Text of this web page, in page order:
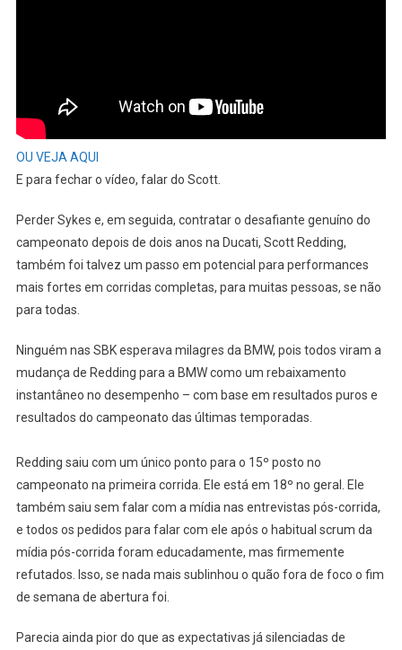
OU VEJA AQUI
E para fechar o vídeo, falar do Scott.
Perder Sykes e, em seguida, contratar o desafiante genuíno do
campeonato depois de dois anos na Ducati, Scott Redding,
também foi talvez um passo em potencial para performances
mais fortes em corridas completas, para muitas pessoas, se não
para todas.
Ninguém nas SBK esperava milagres da BMW, pois todos viram a
mudança de Redding para a BMW como um rebaixamento
instantâneo no desempenho – com base em resultados puros e
resultados do campeonato das últimas temporadas.
Redding saiu com um único ponto para o 15º posto no
campeonato na primeira corrida. Ele está em 18º no geral. Ele
também saiu sem falar com a mídia nas entrevistas pós-corrida,
e todos os pedidos para falar com ele após o habitual scrum da
mídia pós-corrida foram educadamente, mas firmemente
refutados. Isso, se nada mais sublinhou o quão fora de foco o fim
de semana de abertura foi.
Parecia ainda pior do que as expectativas já silenciadas de